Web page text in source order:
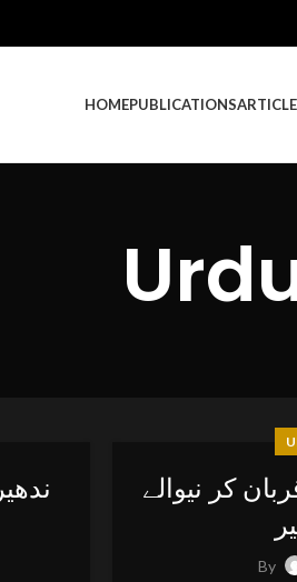
HOMEPUBLICATIONS
کر نیوالے
By